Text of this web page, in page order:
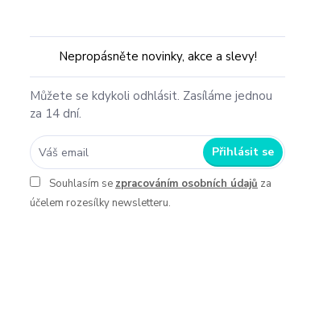
Nepropásněte novinky, akce a slevy!
Můžete se kdykoli odhlásit. Zasíláme jednou
za 14 dní.
Přihlásit se
Souhlasím se zpracováním osobních údajů za
účelem rozesílky newsletteru.